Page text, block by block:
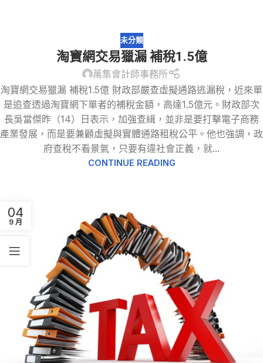
未分類
淘寶網交易獵漏 補稅1.5億
萬集會計師事務所
淘寶網交易獵漏 補稅1.5億 財政部嚴查虛擬通路逃漏稅，近來單
是追查透過淘寶網下單者的補稅金額，高達1.5億元。財政部次
長吳當傑昨（14）日表示，加強查緝，並非是要打擊電子商務
產業發展，而是要兼顧虛擬與實體通路租稅公平。他也強調，政
府查稅不看景氣，只要有違社會正義，就...
CONTINUE READING
04
9 月